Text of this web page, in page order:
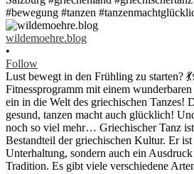
wildemoehre.blog
•
Follow
Lust bewegt in den Frühling zu starten?
Fitnessprogramm mit einem
ein in die Welt des griechischen Tanzes!
gesund, tanzen macht auch glücklich!
noch so viel mehr… Griechischer Tanz
Bestandteil der griechischen Kultur. Er
Unterhaltung, sondern auch ein
Tradition. Es gibt viele verschiedene